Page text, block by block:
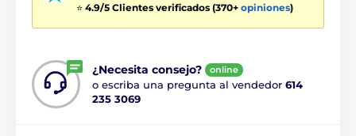
⭐ 4.9/5 Clientes verificados (370+ opiniones)
¿Necesita consejo? online
o escriba una pregunta al vendedor 614
235 3069